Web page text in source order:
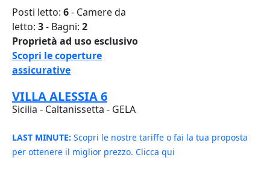
Posti letto: 6- Camere da
letto: 3- Bagni: 2
Proprietà ad uso esclusivo
Scopri le coperture
assicurative
VILLA ALESSIA 6
Sicilia - Caltanissetta - GELA
LAST MINUTE: Scopri le nostre tariffe o fai la tua proposta
per ottenere il miglior prezzo. Clicca qui